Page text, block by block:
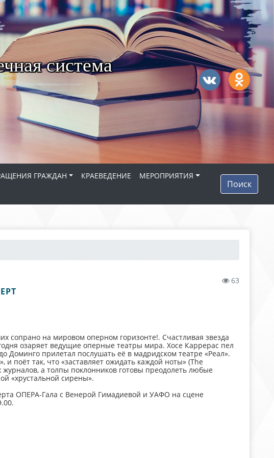
система
ГРАЖДАН КРАЕВЕДЕНИЕ
МЕРОПРИЯТИЯ
Поиск
63
сопрано на мировом оперном горизонте!. Счастливая звезда
озаряет ведущие оперные театры мира. Хосе Каррерас пел
Доминго прилетал послушать её в мадридском театре «Реал».
и поёт так, что «заставляет ожидать каждой ноты» (The
а толпы поклонников готовы преодолеть любые
«хрустальной сирены».
ОПЕРА-Гала с Венерой Гимадиевой и УАФО на сцене